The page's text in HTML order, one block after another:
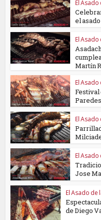
El Asado
el
El Asado
Martín
El Asado
Festival
Paredes
El Asado
El Asado
Jose
El Asado de
de Diego